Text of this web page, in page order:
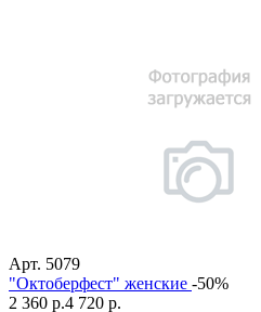
Арт. 5079
"Октоберфест" женские -50%
2 360 р.4 720 р.